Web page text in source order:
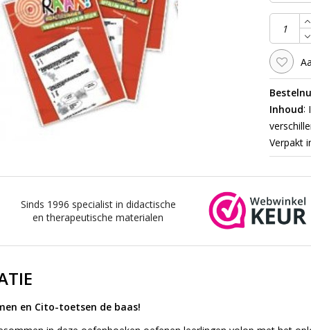
Inhoud:
Verpakt
Sinds 1996 specialist in didactische
en therapeutische materialen
en Cito-toetsen de baas!